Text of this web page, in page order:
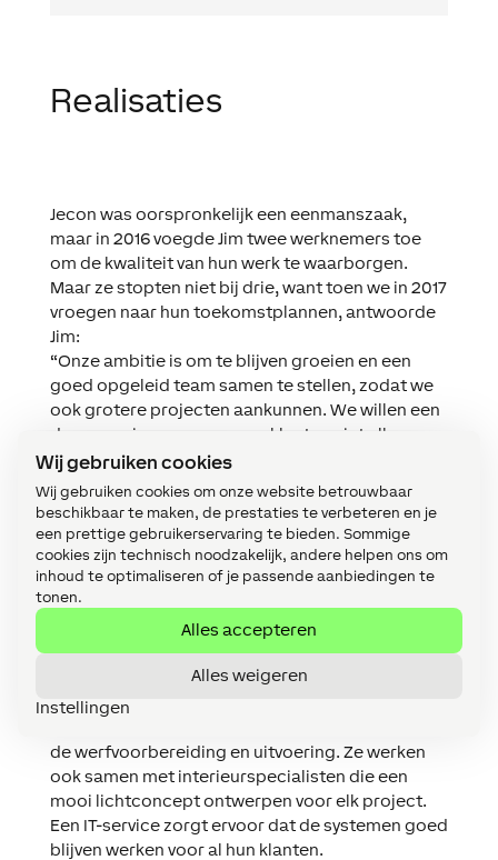
Wij gebruiken cookies
Wij gebruiken cookies om onze website betrouwbaar
beschikbaar te maken, de prestaties te verbeteren en je
een prettige gebruikerservaring te bieden. Sommige
cookies zijn technisch noodzakelijk, andere helpen ons om
inhoud te optimaliseren of je passende aanbiedingen te
tonen.
Alles accepteren
Alles weigeren
Instellingen
Realisaties
Jecon was oorspronkelijk een eenmanszaak,
maar in 2016 voegde Jim twee werknemers toe
om de kwaliteit van hun werk te waarborgen.
Maar ze stopten niet bij drie, want toen we in 2017
vroegen naar hun toekomstplannen, antwoorde
Jim:
“Onze ambitie is om te blijven groeien en een
goed opgeleid team samen te stellen, zodat we
ook grotere projecten aankunnen. We willen een
demowoning openen waar klanten niet alleen
uitleg krijgen, maar ook kunnen ervaren wat
Loxone zo uniek maakt.”
En dat hebben ze waargemaakt. Van een team
van drie zijn ze uitgegroeid tot bijna tien
medewerkers. Ze hebben een nieuwe locatie
geopend met ruimere magazijnen in het
industriepark van Heist-op-den-Berg en Jecon
heeft ook een eigen Partner Showroom
geopend, waar eindklanten de Loxone oplossing
met hun eigen zintuigen kunnen ervaren.
Jecon werkt samen met enkele vaste
de werfvoorbereiding en uitvoering. Ze werken
ook samen met interieurspecialisten die een
mooi lichtconcept ontwerpen voor elk project.
Een IT-service zorgt ervoor dat de systemen goed
blijven werken voor al hun klanten.